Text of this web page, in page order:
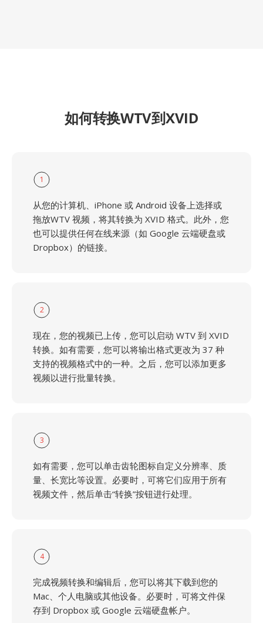
如何转换WTV到XVID
1
从您的计算机、iPhone 或 Android 设备上选择或
拖放WTV 视频，将其转换为 XVID 格式。此外，您
也可以提供任何在线来源（如 Google 云端硬盘或
Dropbox）的链接。
2
现在，您的视频已上传，您可以启动 WTV 到 XVID
转换。如有需要，您可以将输出格式更改为 37 种
支持的视频格式中的一种。之后，您可以添加更多
视频以进行批量转换。
3
如有需要，您可以单击齿轮图标自定义分辨率、质
量、长宽比等设置。必要时，可将它们应用于所有
视频文件，然后单击“转换”按钮进行处理。
4
完成视频转换和编辑后，您可以将其下载到您的
Mac、个人电脑或其他设备。必要时，可将文件保
存到 Dropbox 或 Google 云端硬盘帐户。